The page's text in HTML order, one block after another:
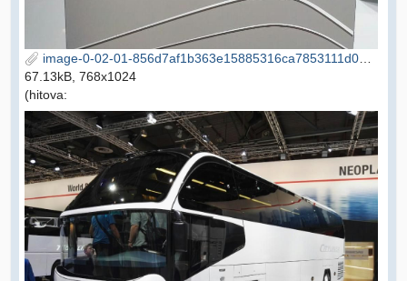
image-0-02-01-856d7af1b363e15885316ca7853111d098a2d07579fdbfdbdb796a00d18889e0-V.jpg
67.13kB, 768x1024
(hitova: